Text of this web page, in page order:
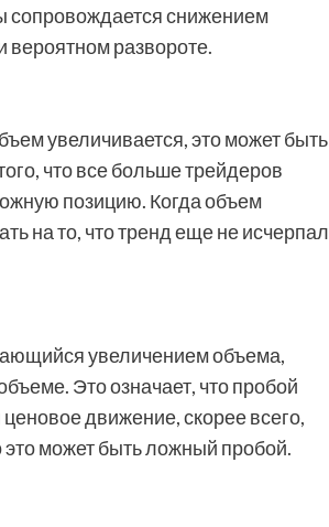
сопровождается снижением
вероятном развороте.
увеличивается, это может быть
что все больше трейдеров
позицию. Когда объем
на то, что тренд еще не исчерпал
увеличением объема,
Это означает, что пробой
движение, скорее всего,
может быть ложный пробой.